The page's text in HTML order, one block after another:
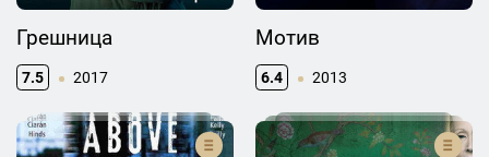
Грешница
7.5 2017
Мотив
6.4 2013